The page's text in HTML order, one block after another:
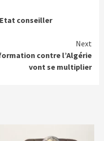
conseiller
Next
contre l’Algérie
vont se multiplier